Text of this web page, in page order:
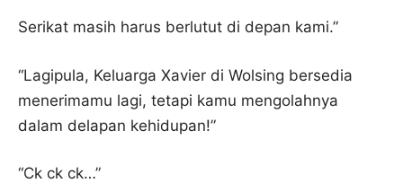
Serikat masih harus berlutut di depan kami.”
“Lagipula, Keluarga Xavier di Wolsing bersedia
menerimamu lagi, tetapi kamu mengolahnya
dalam delapan kehidupan!”
“Ck ck ck…”